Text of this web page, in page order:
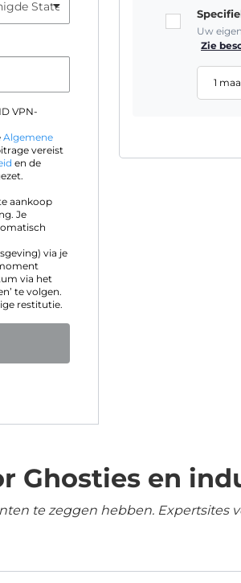
VPN-
Algemene
vereist
en de
aankoop
Je
via je
via het
te volgen.
restitutie.
Uw
Zie
1
Ghosties en
te zeggen hebben. Expertsites